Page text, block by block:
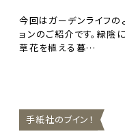
今回はガーデンライフの
ョンのご紹介です。緑陰
草花を植える暮…
手紙社のブイン！